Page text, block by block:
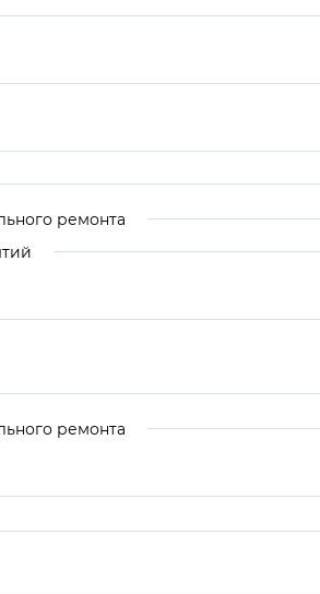
ремонта
ремонта